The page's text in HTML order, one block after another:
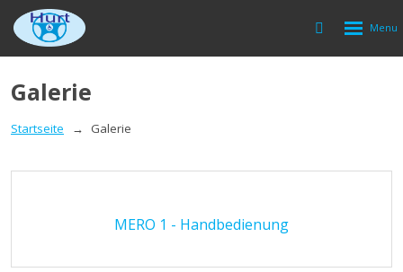
Vyhledávání
Rozbalení
Galerie
Startseite Galerie
MERO 1 - Handbedienung